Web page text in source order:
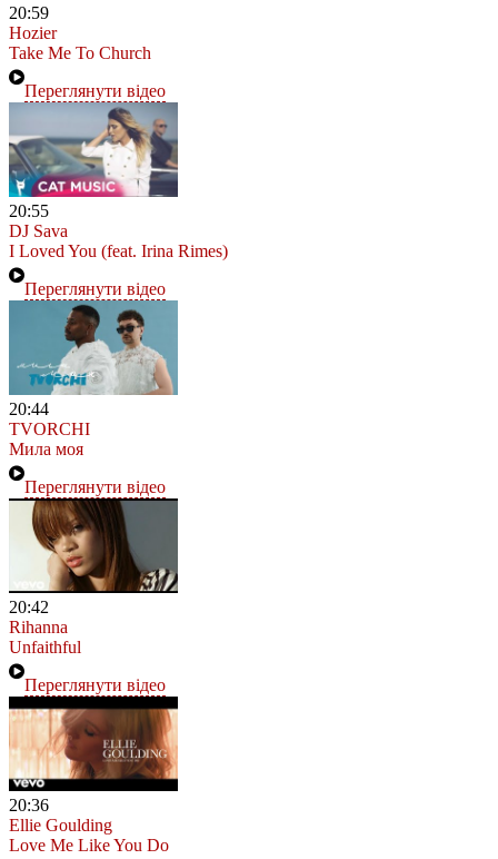
20:59
Hozier
Take Me To Church
Переглянути відео
20:55
DJ Sava
I Loved You (feat. Irina Rimes)
Переглянути відео
20:44
TVORCHI
Мила моя
Переглянути відео
20:42
Rihanna
Unfaithful
Переглянути відео
20:36
Ellie Goulding
Love Me Like You Do